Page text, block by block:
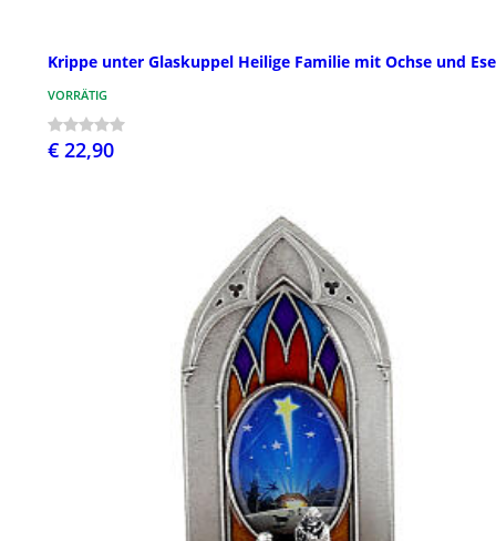
Krippe unter Glaskuppel Heilige Familie mit Ochse und
VORRÄTIG
€ 22,90